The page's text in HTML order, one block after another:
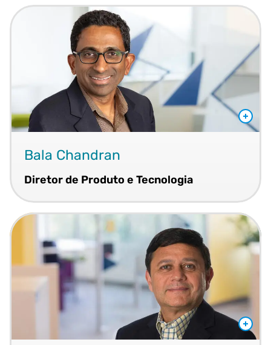
Bala Chandran
Diretor de Produto e Tecnologia